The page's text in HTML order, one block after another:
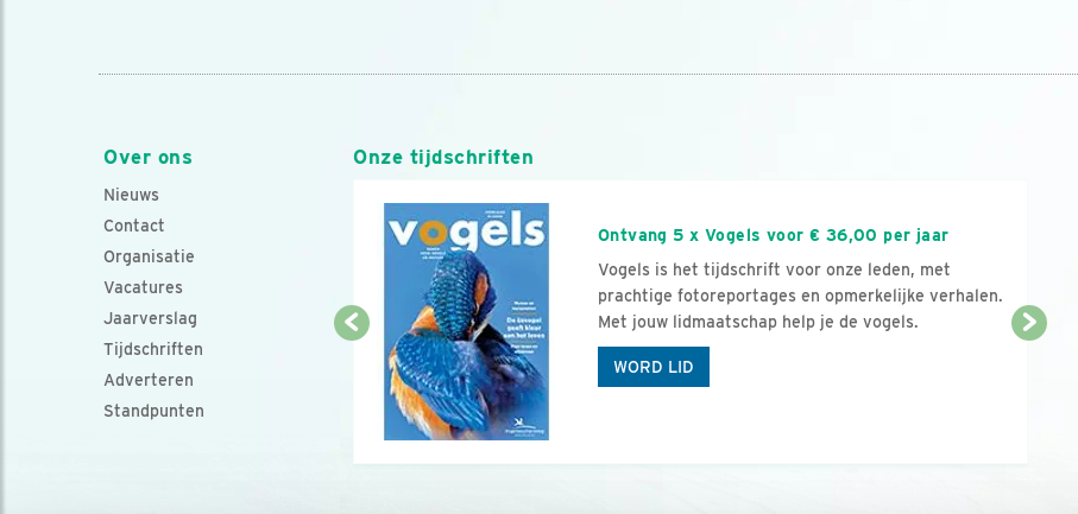
Over ons
Nieuws
Contact
Organisatie
Vacatures
Jaarverslag
Tijdschriften
Adverteren
Standpunten
Onze tijdschriften
Ontvang 5 x Vogels voor € 36,00 per jaar
Vogels is het tijdschrift voor onze leden, met
prachtige fotoreportages en opmerkelijke verhalen.
Met jouw lidmaatschap help je de vogels.
WORD LID